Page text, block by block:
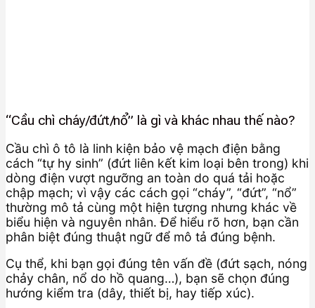
“Cầu chì cháy/đứt/nổ” là gì và khác nhau thế nào?
Cầu chì ô tô là linh kiện bảo vệ mạch điện bằng
cách “tự hy sinh” (đứt liên kết kim loại bên trong) khi
dòng điện vượt ngưỡng an toàn do quá tải hoặc
chập mạch; vì vậy các cách gọi “cháy”, “đứt”, “nổ”
thường mô tả cùng một hiện tượng nhưng khác về
biểu hiện và nguyên nhân. Để hiểu rõ hơn, bạn cần
phân biệt đúng thuật ngữ để mô tả đúng bệnh.
Cụ thể, khi bạn gọi đúng tên vấn đề (đứt sạch, nóng
chảy chân, nổ do hồ quang…), bạn sẽ chọn đúng
hướng kiểm tra (dây, thiết bị, hay tiếp xúc).